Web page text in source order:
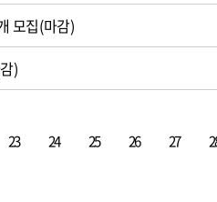
모집(마감)
)
23 24 25 26 27